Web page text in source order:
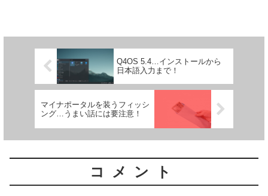
Q4OS 5.4…インストールから
日本語入力まで！
マイナポータルを装うフィッシ
ング…うまい話には要注意！
コメント